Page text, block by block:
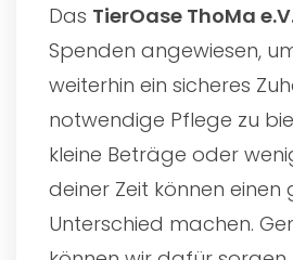
Das TierOase ThoMa
Spenden angewiesen,
weiterhin ein sicheres
notwendige Pflege zu
kleine Beträge oder
deiner Zeit können einen
Unterschied machen.